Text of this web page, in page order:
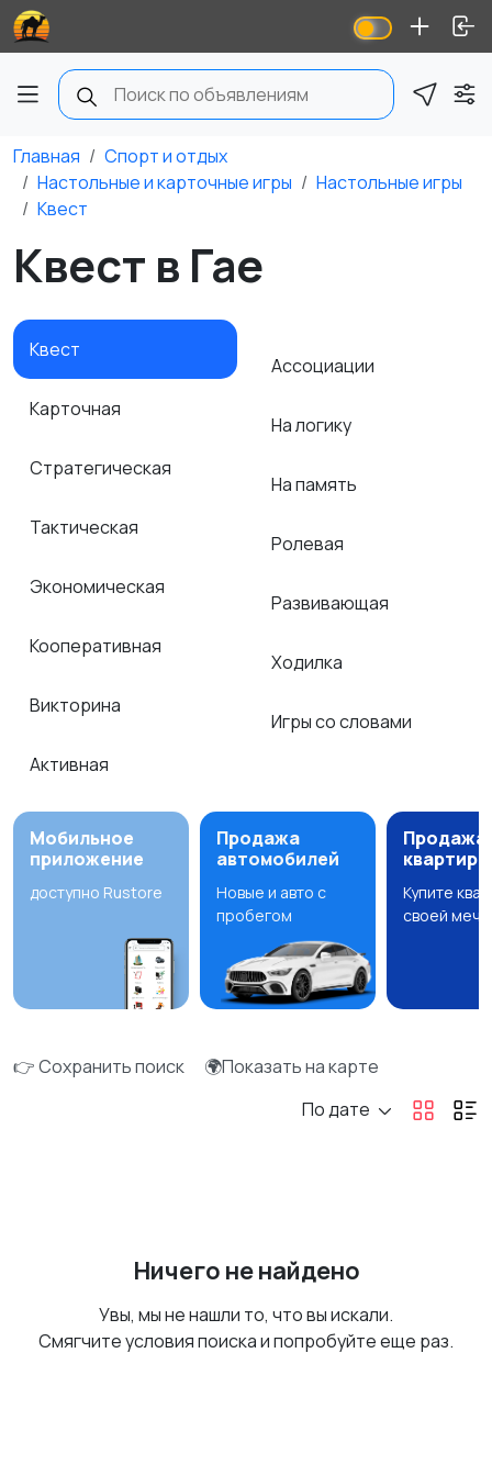
Главная
Спорт и отдых
Настольные и карточные игры
Настольные игры
Квест
Квест в Гае
Квест
Карточная
Стратегическая
Тактическая
Экономическая
Кооперативная
Викторина
Активная
Ассоциации
На логику
На память
Ролевая
Развивающая
Ходилка
Игры со словами
Мобильное
приложение
доступно Rustore
Продажа
автомобилей
Новые и авто с
пробегом
Продажа
квартир
Купите
своей
👉 Сохранить поиск
🌍Показать на карте
По дате
Ничего не найдено
Увы, мы не нашли то, что вы искали.
Смягчите условия поиска и попробуйте еще раз.